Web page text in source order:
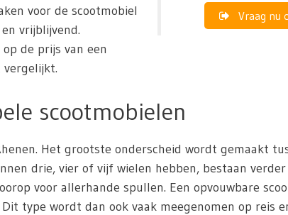
Vraag nu
voor de scootmobiel
vrijblijvend.
de prijs van een
vergelijkt.
scootmobielen
Het grootste onderscheid wordt gemaakt
drie, vier of vijf wielen hebben, bestaan
voor allerhande spullen. Een opvouwbare
type wordt dan ook vaak meegenomen op reis